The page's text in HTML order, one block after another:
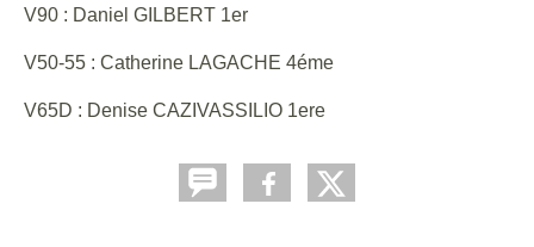
V90 : Daniel GILBERT 1er
V50-55 : Catherine LAGACHE 4éme
V65D : Denise CAZIVASSILIO 1ere